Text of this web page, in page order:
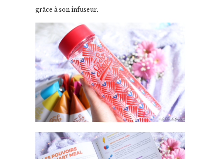
grâce à son infuseur.